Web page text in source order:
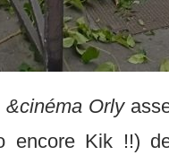
&cinéma Orly
encore Kik !!)